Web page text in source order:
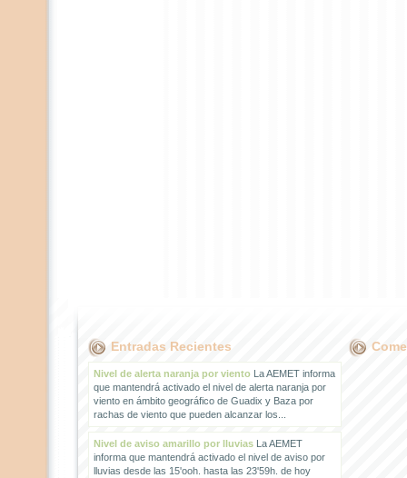
Entradas Recientes
Nivel de alerta naranja por vientoLa AEMET informa
que mantendrá activado el nivel de alerta naranja por
viento en ámbito geográfico de Guadix y Baza por
rachas de viento que pueden alcanzar los...
Nivel de aviso amarillo por lluviasLa AEMET
informa que mantendrá activado el nivel de aviso por
lluvias desde las 15'ooh. hasta las 23'59h. de hoy